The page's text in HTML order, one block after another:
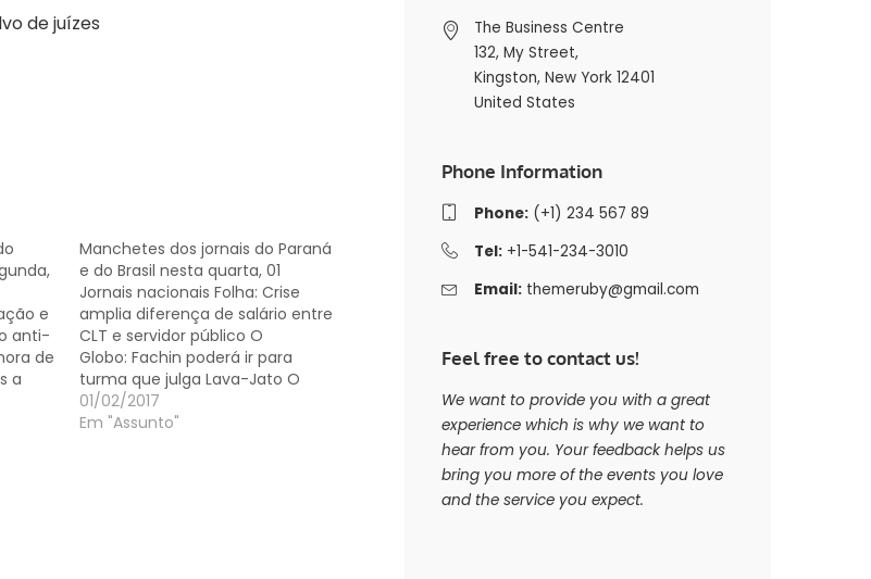
de juízes
e
anti-
de
a
para
Manchetes dos jornais do Paraná
e do Brasil nesta quarta, 01
Jornais nacionais Folha: Crise
amplia diferença de salário entre
CLT e servidor público O
Globo: Fachin poderá ir para
turma que julga Lava-Jato O
Estado de S.
Paulo: Financiamentos do BNDES
01/02/2017
Em "Assunto"
The Business Centre
132, My Street,
Kingston, New York 12401
United States
Phone Information
Phone:(+1) 234 567 89
Tel:+1-541-234-3010
Email: themeruby@gmail.com
Feel free to contact us!
We want to provide you with a great
experience which is why we want to
hear from you. Your feedback helps us
bring you more of the events you love
and the service you expect.